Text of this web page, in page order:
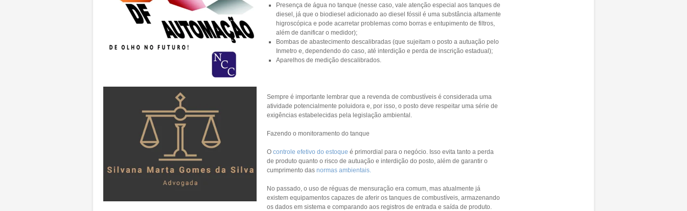
Presença de água no tanque (nesse caso, vale atenção especial aos tanques de
diesel, já que o biodiesel adicionado ao diesel fóssil é uma substância altamente
higroscópica e pode acarretar problemas como borras e entupimento de filtros,
além de danificar o medidor);
Bombas de abastecimento descalibradas (que sujeitam o posto a autuação pelo
Inmetro e, dependendo do caso, até interdição e perda de inscrição estadual);
Aparelhos de medição descalibrados.
Sempre é importante lembrar que a revenda de combustíveis é considerada uma
atividade potencialmente poluidora e, por isso, o posto deve respeitar uma série de
exigências estabelecidas pela legislação ambiental.
Fazendo o monitoramento do tanque
O controle efetivo do estoque é primordial para o negócio. Isso evita tanto a perda
de produto quanto o risco de autuação e interdição do posto, além de garantir o
cumprimento das normas ambientais.
No passado, o uso de réguas de mensuração era comum, mas atualmente já
existem equipamentos capazes de aferir os tanques de combustíveis, armazenando
os dados em sistema e comparando aos registros de entrada e saída de produto.